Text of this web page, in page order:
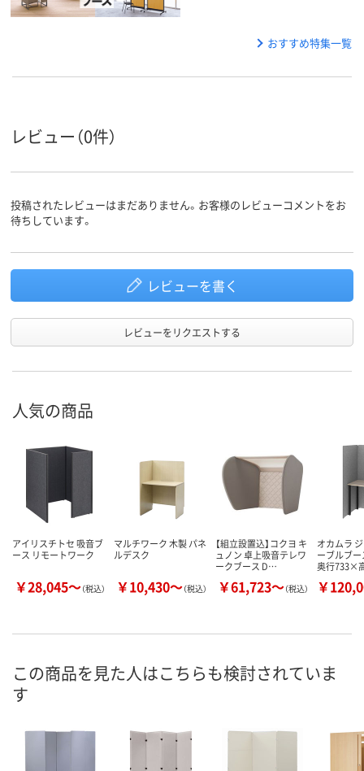
おすすめ特集一覧
レビュー（0件）
投稿されたレビューはまだありません。お客様のレビューコメントをお
待ちしています。
レビューを書く
レビューをリクエストする
人気の商品
アイリスチトセ 吸音ブ
ース リモートワーク
￥28,045～（税込）
マルチワーク 木製 パネ
ルデスク
￥10,430～（税込）
【組立設置込】コクヨ キ
ュノン 卓上吸音テレワ
ークブース D…
￥61,723～（税込）
オカムラ
ーブルブ
奥行733×
￥
この商品を見た人はこちらも検討されていま
す